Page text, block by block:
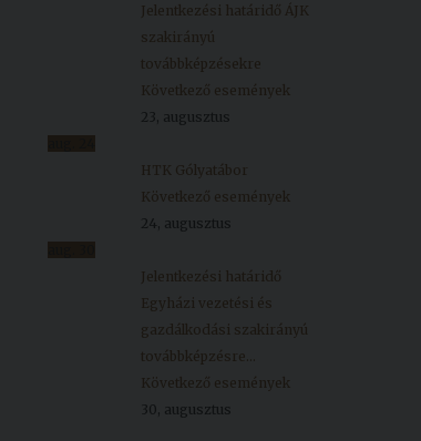
Jelentkezési határidő ÁJK
szakirányú
továbbképzésekre
Következő események
23, augusztus
HTK Gólyatábor
Következő események
24, augusztus
Jelentkezési határidő
Egyházi vezetési és
gazdálkodási szakirányú
továbbképzésre...
Következő események
30, augusztus